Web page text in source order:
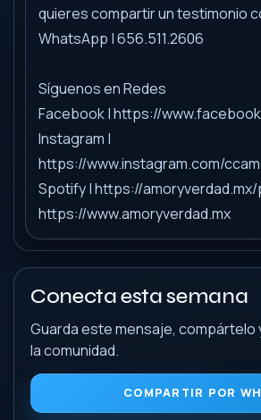
quieres compartir un testimonio
WhatsApp | 656.511.2606
Síguenos en Redes
Facebook | https://
Instagram |
https://www.instagram.com/
Spotify | https://
https://www.amoryverdad.mx
Conecta esta semana
Guarda este mensaje,
la comunidad.
COMPARTIR POR